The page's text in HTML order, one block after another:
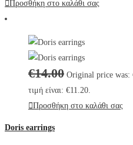
Προσθήκη στο καλάθι σας
€14.00 Original price was:
τιμή είναι: €11.20.
Προσθήκη στο καλάθι σας
Doris earrings